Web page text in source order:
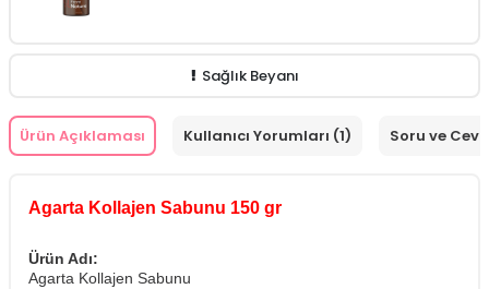
Sağlık Beyanı
Ürün Açıklaması Kullanıcı Yorumları (1) Soru ve
Agarta Kollajen Sabunu 150 gr
Ürün Adı:
Agarta Kollajen Sabunu